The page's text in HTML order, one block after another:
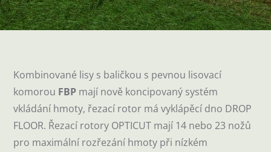
Kombinované lisy s baličkou s pevnou lisovací
komorou FBP mají nově koncipovaný systém
vkládání hmoty, řezací rotor má vyklápěcí dno DROP
FLOOR. Řezací rotory OPTICUT mají 14 nebo 23 nožů
pro maximální rozřezání hmoty při nízkém